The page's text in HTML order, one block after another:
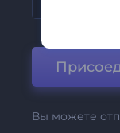
Вы можете